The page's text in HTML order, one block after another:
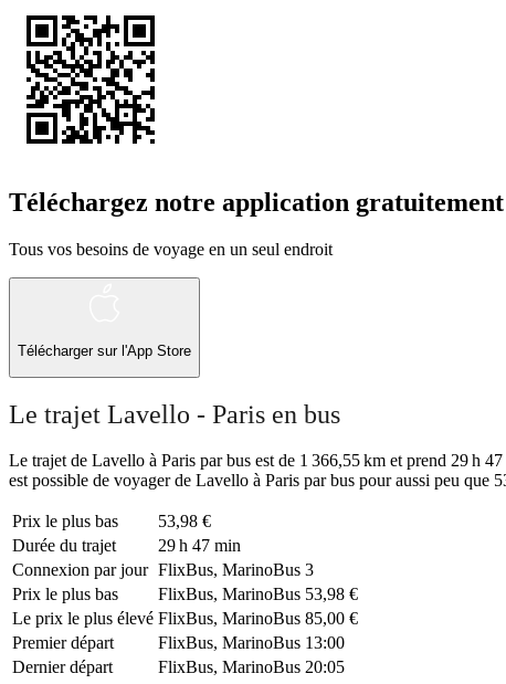
Téléchargez notre application gratuitement
Tous vos besoins de voyage en un seul endroit
Télécharger sur l'App Store
Le trajet Lavello - Paris en bus
Le trajet de Lavello à Paris par bus est de 1 366,55 km et prend 29 h
est possible de voyager de Lavello à Paris par bus pour aussi peu
Prix ​​le plus bas
53,98 €
Durée du trajet
29 h 47 min
Connexion par jour FlixBus, MarinoBus 3
Prix ​​le plus bas
FlixBus, MarinoBus 53,98 €
Le prix le plus élevé FlixBus, MarinoBus 85,00 €
Premier départ
FlixBus, MarinoBus 13:00
Dernier départ
FlixBus, MarinoBus 20:05